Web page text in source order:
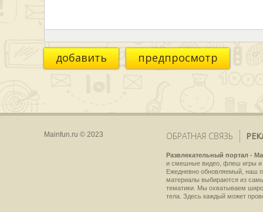
добавить предпросмотр
Mainfun.ru © 2023 ОБРАТНАЯ СВЯЗЬ
Развлекательный портал -
и смешные видео, флеш игры и
Ежедневно обновляемый, наш
материалы выбираются из
тематики. Мы охватываем
тела. Здесь каждый может